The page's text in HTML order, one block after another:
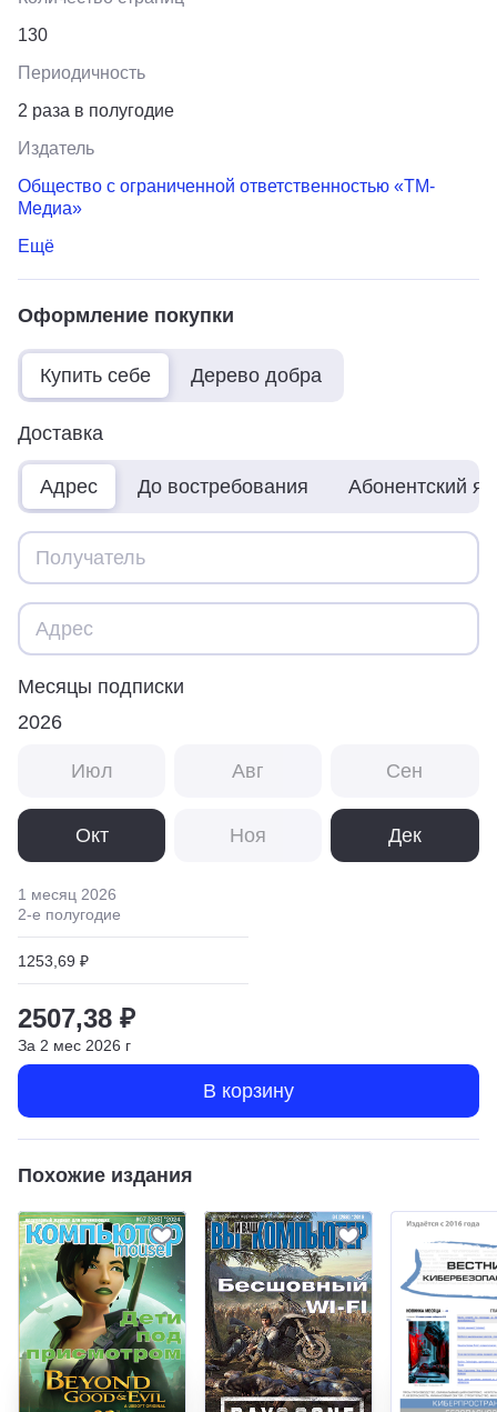
130
Периодичность
2 раза в полугодие
Издатель
Общество с ограниченной ответственностью «ТМ-
Медиа»
Ещё
Оформление покупки
Купить себе Дерево добра
Доставка
Адрес До востребования Абонентский
Месяцы подписки
2026
Июл Авг Сен
Окт Ноя Дек
1 месяц 2026
2-е полугодие
1253,69 ₽
2507,38 ₽
За 2 мес 2026 г
В корзину
Похожие издания